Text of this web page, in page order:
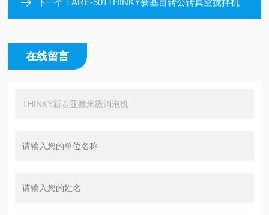
下一个：ARE-501THINKY新基自转公转真空搅拌机
在线留言